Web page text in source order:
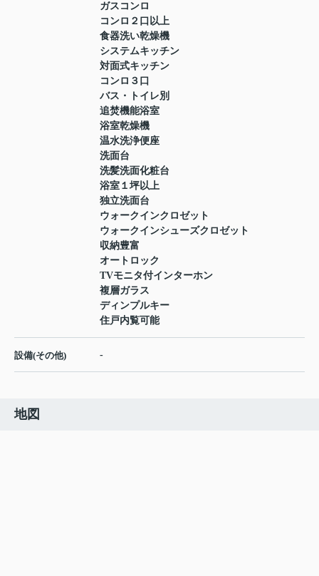
ガスコンロ
コンロ２口以上
食器洗い乾燥機
システムキッチン
対面式キッチン
コンロ３口
バス・トイレ別
追焚機能浴室
浴室乾燥機
温水洗浄便座
洗面台
洗髪洗面化粧台
浴室１坪以上
独立洗面台
ウォークインクロゼット
ウォークインシューズクロゼット
収納豊富
オートロック
TVモニタ付インターホン
複層ガラス
ディンプルキー
住戸内覧可能
設備(その他) -
地図